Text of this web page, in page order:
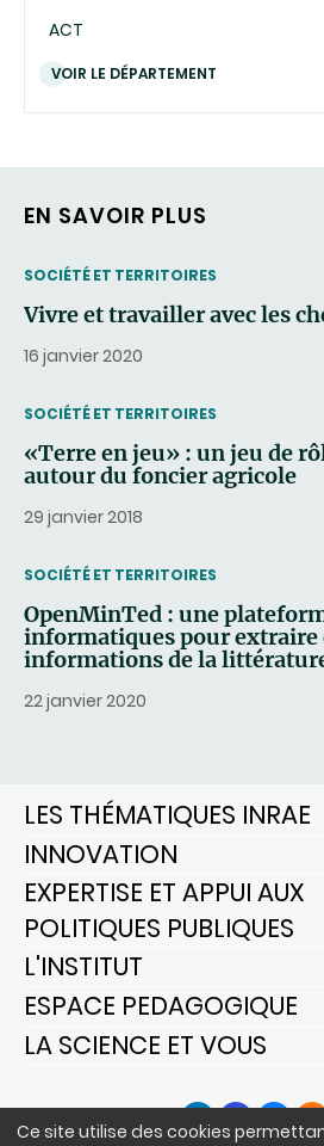
Ce site utilise des cookies
ACT
VOIR LE DÉPARTEMENT
EN SAVOIR PLUS
THEMATIC
SOCIÉTÉ ET TERRITOIRES
Vivre et travailler avec les
16 janvier 2020
THEMATIC
SOCIÉTÉ ET TERRITOIRES
«Terre en jeu» : un jeu de
autour du foncier agricole
29 janvier 2018
THEMATIC
SOCIÉTÉ ET TERRITOIRES
OpenMinTed : une
informatiques pour extraire
informations de la
22 janvier 2020
LES THÉMATIQUES INRAE
INNOVATION
EXPERTISE ET APPUI AUX
POLITIQUES PUBLIQUES
L'INSTITUT
ESPACE PEDAGOGIQUE
LA SCIENCE ET VOUS
SUIVEZ-NOUS
LinkedInFacebook
BlueSky